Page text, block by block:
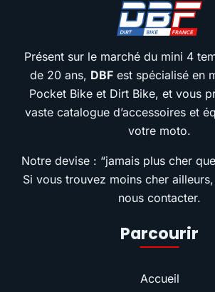
Présent sur le marché du mini 4
de 20 ans, DBF est spécialisé en
Pocket Bike et Dirt Bike, et vous
vaste catalogue d’accessoires et
votre moto.
Notre devise : “jamais plus cher
Si vous trouvez moins cher ailleurs,
nous contacter.
Parcourir
Accueil